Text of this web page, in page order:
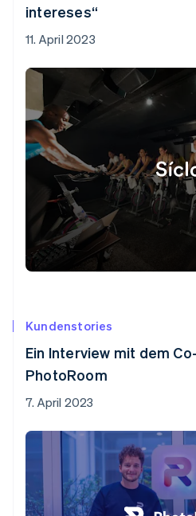
intereses“
11. April 2023
Kundenstories
Ein Interview mit dem
PhotoRoom
7. April 2023